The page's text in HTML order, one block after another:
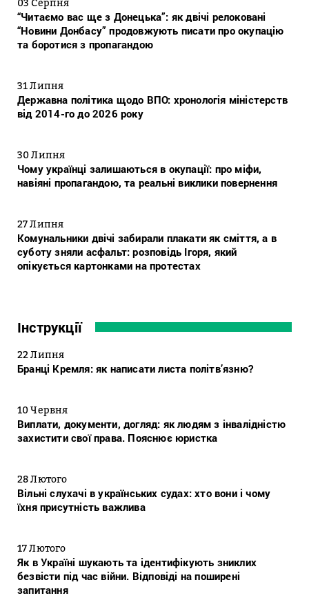
03 Серпня
“Читаємо вас ще з Донецька”: як двічі релоковані
“Новини Донбасу” продовжують писати про окупацію
та боротися з пропагандою
31 Липня
Державна політика щодо ВПО: хронологія міністерств
від 2014-го до 2026 року
30 Липня
Чому українці залишаються в окупації: про міфи,
навіяні пропагандою, та реальні виклики повернення
27 Липня
Комунальники двічі забирали плакати як сміття, а в
суботу зняли асфальт: розповідь Ігоря, який
опікується картонками на протестах
Інструкції
22 Липня
Бранці Кремля: як написати листа політв’язню?
10 Червня
Виплати, документи, догляд: як людям з інвалідністю
захистити свої права. Пояснює юристка
28 Лютого
Вільні слухачі в українських судах: хто вони і чому
їхня присутність важлива
17 Лютого
Як в Україні шукають та ідентифікують зниклих
безвісти під час війни. Відповіді на поширені
запитання